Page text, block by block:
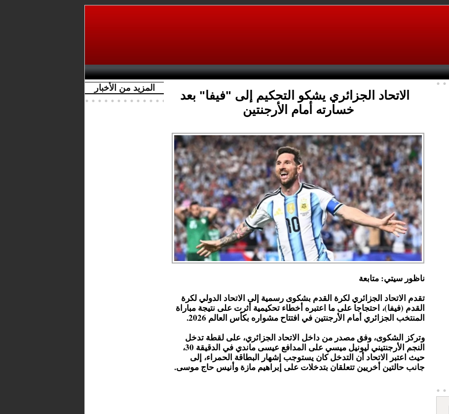
المزيد من الأخبار
الاتحاد الجزائري يشكو التحكيم إلى "فيفا" بعد
خسارته أمام الأرجنتين
ناظور سيتي: متابعة
تقدم الاتحاد الجزائري لكرة القدم بشكوى رسمية إلى الاتحاد الدولي لكرة
القدم (فيفا)، احتجاجا على ما اعتبره أخطاء تحكيمية أثرت على نتيجة مباراة
المنتخب الجزائري أمام الأرجنتين في افتتاح مشواره بكأس العالم 2026.
وتركز الشكوى، وفق مصدر من داخل الاتحاد الجزائري، على لقطة تدخل
النجم الأرجنتيني ليونيل ميسي على المدافع عيسى ماندي في الدقيقة 30،
حيث اعتبر الاتحاد أن التدخل كان يستوجب إشهار البطاقة الحمراء، إلى
جانب حالتين أخريين تتعلقان بتدخلات على إبراهيم مازة وأنيس حاج موسى.